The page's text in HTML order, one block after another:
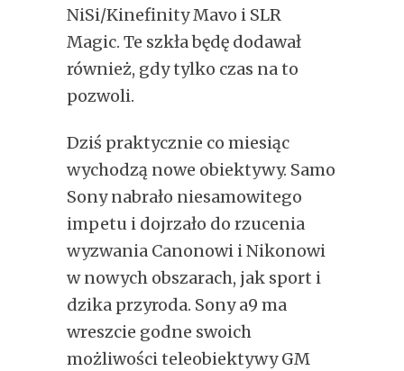
NiSi/Kinefinity Mavo i SLR
Magic. Te szkła będę dodawał
również, gdy tylko czas na to
pozwoli.
Dziś praktycznie co miesiąc
wychodzą nowe obiektywy. Samo
Sony nabrało niesamowitego
impetu i dojrzało do rzucenia
wyzwania Canonowi i Nikonowi
w nowych obszarach, jak sport i
dzika przyroda. Sony a9 ma
wreszcie godne swoich
możliwości teleobiektywy GM